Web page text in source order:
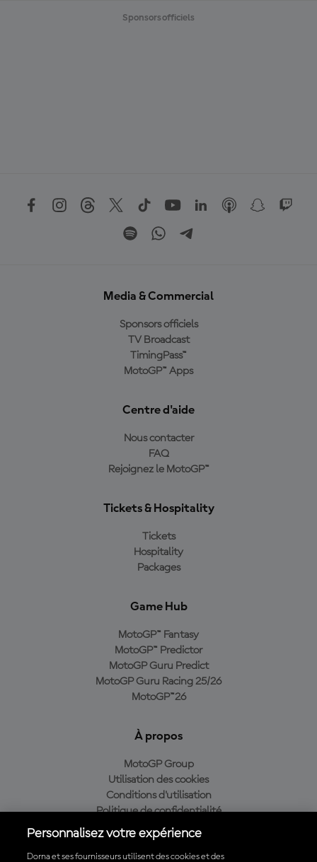
Sponsors officiels
Media & Commercial
Sponsors officiels
TV Broadcast
TimingPass™
MotoGP™ Apps
Centre d'aide
Nous contacter
FAQ
Rejoignez le MotoGP™
Tickets & Hospitality
Tickets
Hospitality
Packages
Game Hub
MotoGP™ Fantasy
MotoGP™ Predictor
MotoGP Guru Predict
MotoGP Guru Racing 25/26
MotoGP™26
À propos
MotoGP Group
Utilisation des cookies
Conditions d'utilisation
Politique de confidentialité
Politique d’achat
Personnalisez votre expérience
Dorna et ses fournisseurs utilisent des cookies et des